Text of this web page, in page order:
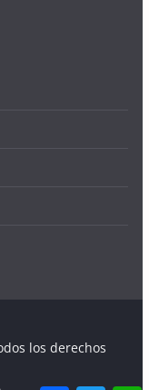
los derechos